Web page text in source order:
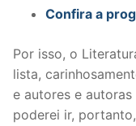
Confira a
Por isso, o
lista,
e autores e
poderei ir,